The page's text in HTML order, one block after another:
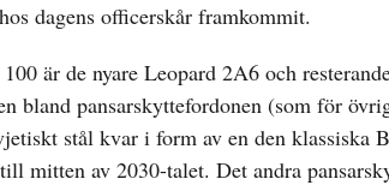
dagens officerskår framkommit.
är de nyare Leopard 2A6 och
bland pansarskyttefordonen (som för
stål kvar i form av en den klassiska
mitten av 2030-talet. Det andra